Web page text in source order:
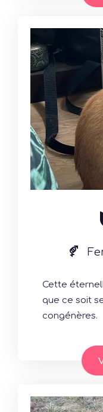
Cette
que ce soit
congénères.